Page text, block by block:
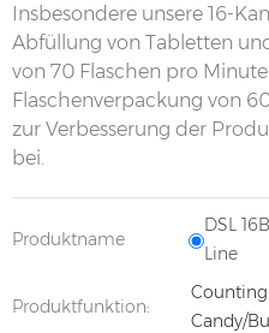
Insbesondere unsere 16-
Abfüllung von Tabletten
von 70 Flaschen pro
Flaschenverpackung von
zur Verbesserung der
bei.
Produktname
DSL
Line
Produktfunktion:
Counting
Candy/